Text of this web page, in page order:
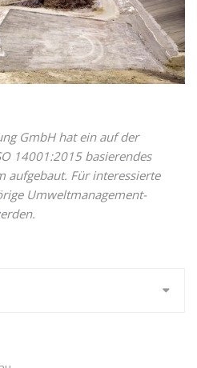
GmbH hat ein auf der
14001:2015 basierendes
aufgebaut. Für interessierte
Umweltmanagement-